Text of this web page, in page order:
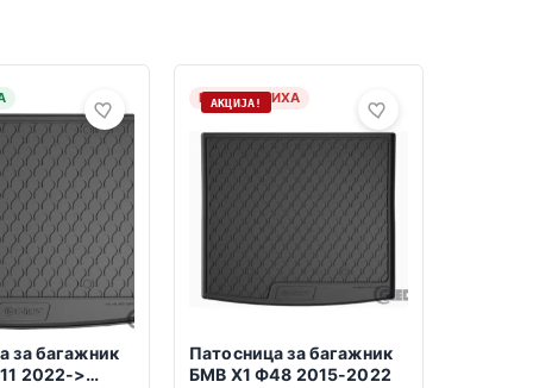
за багажник
2022->
НЕМА ЗАЛИХА
АКЦИЈА!
Патосница за багажник
БМВ Х1 Ф48 2015-2022